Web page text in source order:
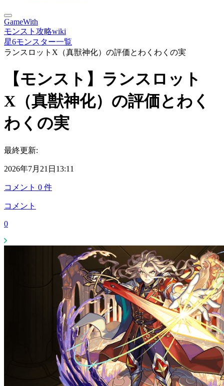
GameWith
モンスト攻略wiki
星6モンスター一覧
ランスロットX（真獣神化）の評価とわくわくの実
【モンスト】ランスロット
X（真獣神化）の評価とわく
わくの実
最終更新:
2026年7月21日13:11
コメント 0 件
コメント
0